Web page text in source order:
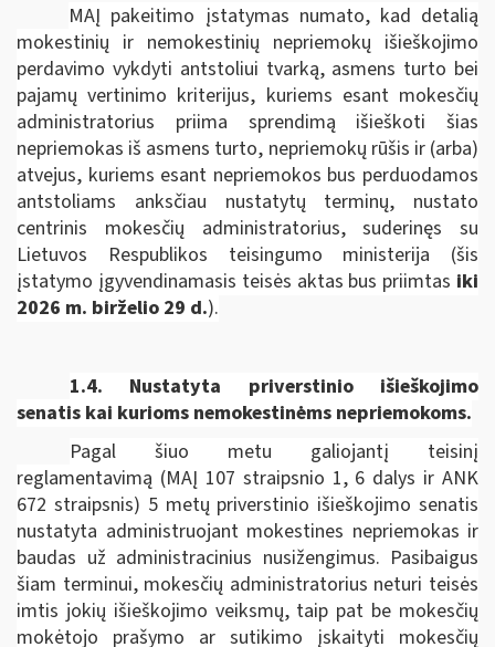
MAĮ pakeitimo įstatymas numato, kad detalią
mokestinių ir nemokestinių nepriemokų išieškojimo
perdavimo vykdyti antstoliui tvarką, asmens turto bei
pajamų vertinimo kriterijus, kuriems esant mokesčių
administratorius priima sprendimą išieškoti šias
nepriemokas iš asmens turto, nepriemokų rūšis ir (arba)
atvejus, kuriems esant nepriemokos bus perduodamos
antstoliams anksčiau nustatytų terminų, nustato
centrinis mokesčių administratorius, suderinęs su
Lietuvos Respublikos teisingumo ministerija
(šis
įstatymo įgyvendinamasis teisės aktas bus priimtas iki
2026 m. birželio 29 d.).
1.4. Nustatyta priverstinio išieškojimo
senatis kai kurioms nemokestinėms nepriemokoms.
Pagal šiuo metu galiojantį teisinį
reglamentavimą (MAĮ 107 straipsnio 1, 6 dalys ir ANK
672 straipsnis) 5 metų priverstinio išieškojimo senatis
nustatyta administruojant mokestines nepriemokas ir
baudas už administracinius nusižengimus. Pasibaigus
šiam terminui, mokesčių administratorius neturi teisės
imtis jokių išieškojimo veiksmų, taip pat be mokesčių
mokėtojo prašymo ar sutikimo įskaityti mokesčių